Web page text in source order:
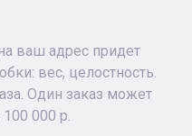
ваш адрес придет
вес, целостность.
Один заказ может
000 р.